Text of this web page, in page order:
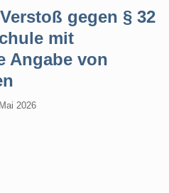
gegen § 32
mit
Angabe von
2026